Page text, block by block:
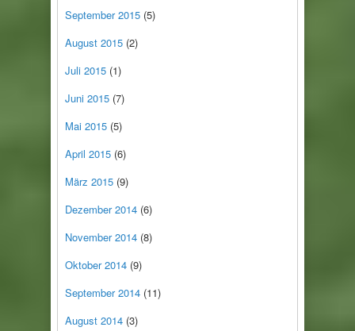
September 2015 (5)
August 2015 (2)
Juli 2015 (1)
Juni 2015 (7)
Mai 2015 (5)
April 2015 (6)
März 2015 (9)
Dezember 2014 (6)
November 2014 (8)
Oktober 2014 (9)
September 2014 (11)
August 2014 (3)